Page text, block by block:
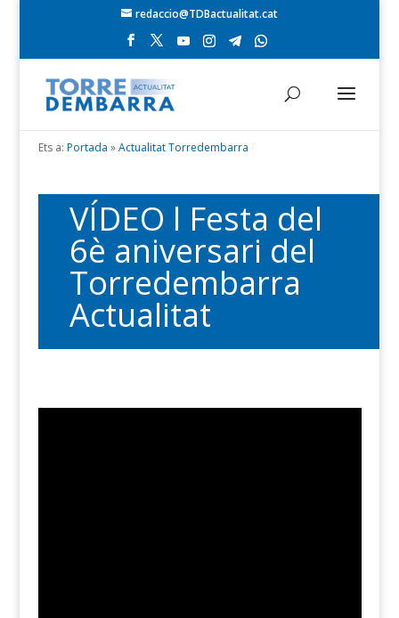
redaccio@TDBactualitat.cat
Ets a: Portada »Actualitat Torredembarra
VÍDEO l Festa del
6è aniversari del
Torredembarra
Actualitat